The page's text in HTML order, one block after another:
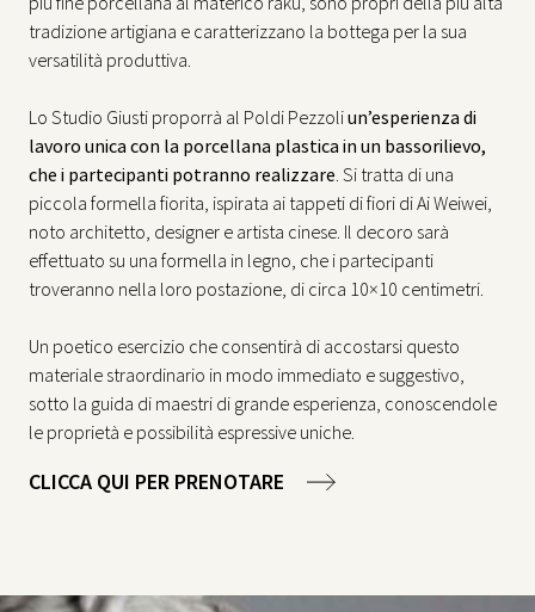
tradizione artigiana e caratterizzano la bottega per la sua
versatilità produttiva.
Lo Studio Giusti proporrà al Poldi Pezzoliun’esperienza di
lavoro unica con la porcellana plastica in un bassorilievo,
che i partecipanti potranno realizzare. Si tratta di una
piccola formella fiorita, ispirata ai tappeti di fiori di Ai Weiwei,
noto architetto, designer e artista cinese. Il decoro sarà
effettuato su una formella in legno, che i partecipanti
troveranno nella loro postazione, di circa 10×10 centimetri.
Un poetico esercizio che consentirà di accostarsi questo
materiale straordinario in modo immediato e suggestivo,
sotto la guida di maestri di grande esperienza, conoscendole
le proprietà e possibilità espressive uniche.
CLICCA QUI PER PRENOTARE